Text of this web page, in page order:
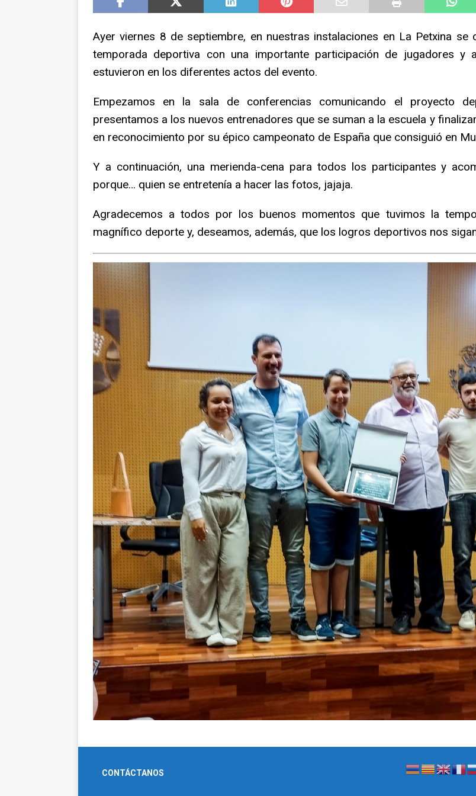
Ayer viernes 8 de septiembre, en nuestras instalaciones en La Petxina
temporada deportiva con una importante participación de jugadores y
estuvieron en los diferentes actos del evento.
Empezamos en la sala de conferencias comunicando el proyecto
presentamos a los nuevos entrenadores que se suman a la escuela y
en reconocimiento por su épico campeonato de España que consiguió en
Y a continuación, una merienda-cena para todos los participantes y
porque… quien se entretenía a hacer las fotos, jajaja.
Agradecemos a todos por los buenos momentos que tuvimos la
magnífico deporte y, deseamos, además, que los logros deportivos nos
CONTÁCTANOS